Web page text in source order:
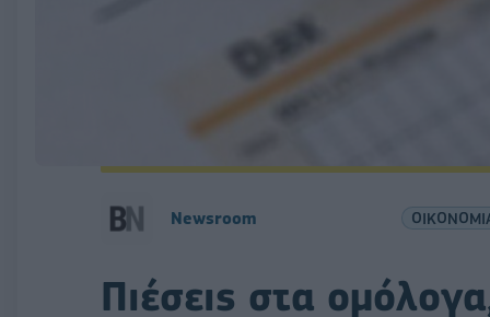
Newsroom
Πιέσεις στα